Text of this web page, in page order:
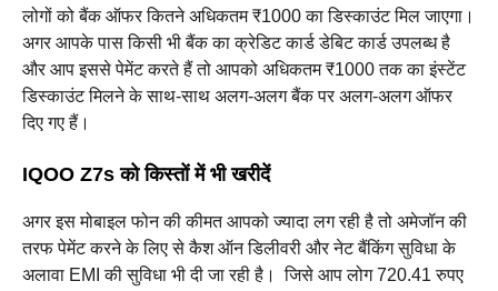
लोगों को बैंक ऑफर कितने अधिकतम ₹1000 का डिस्काउंट मिल जाएगा।
अगर आपके पास किसी भी बैंक का क्रेडिट कार्ड डेबिट कार्ड उपलब्ध है
और आप इससे पेमेंट करते हैं तो आपको अधिकतम ₹1000 तक का इंस्टेंट
डिस्काउंट मिलने के साथ-साथ अलग-अलग बैंक पर अलग-अलग ऑफर
दिए गए हैं।
IQOO Z7s को किस्तों में भी खरीदें
अगर इस मोबाइल फोन की कीमत आपको ज्यादा लग रही है तो अमेजॉन की
तरफ पेमेंट करने के लिए से कैश ऑन डिलीवरी और नेट बैंकिंग सुविधा के
अलावा EMI की सुविधा भी दी जा रही है। ‌ जिसे आप लोग 720.41 रुपए